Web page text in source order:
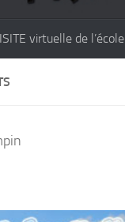
virtuelle de l’école